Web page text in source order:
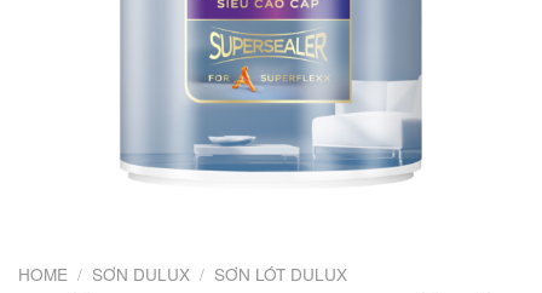
HOME / SƠN DULUX / SƠN LÓT DULUX